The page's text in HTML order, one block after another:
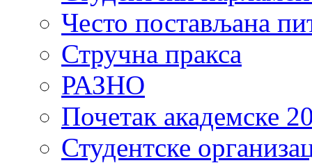
Често постављана
Стручна пракса
РАЗНО
Почетак академске
Студентске